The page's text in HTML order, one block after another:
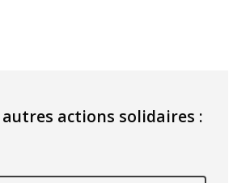
actions solidaires :